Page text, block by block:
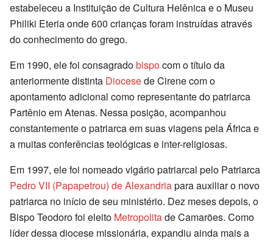
estabeleceu a Instituição de Cultura Helênica e o Museu
Philiki Eteria onde 600 crianças foram instruídas através
do conhecimento do grego.
Em 1990, ele foi consagradobispocom o título da
anteriormente distinta Diocesede Cirene com o
apontamento adicional como representante do patriarca
Partênio em Atenas. Nessa posição, acompanhou
constantemente o patriarca em suas viagens pela África e
a muitas conferências teológicas e inter-religiosas.
Em 1997, ele foi nomeado vigário patriarcal pelo Patriarca
Pedro VII (Papapetrou) de Alexandriapara auxiliar o novo
patriarca no início de seu ministério. Dez meses depois, o
Bispo Teodoro foi eleito Metropolitade Camarões. Como
líder dessa diocese missionária, expandiu ainda mais a